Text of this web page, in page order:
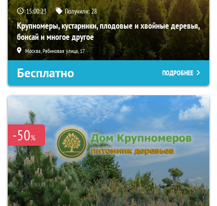
15:00:21 Получили:28
Крупномеры, кустарники, плодовые и хвойные деревья,
бонсай и многое другое
Москва, Рябиновая улица, 17
Бесплатно ПОДРОБНЕЕ
-50%